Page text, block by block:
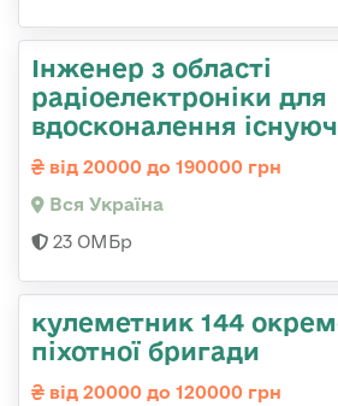
Інженер з області
радіоелектроніки для
вдосконалення
від 20000 до 190000 грн
Вся Україна
23 ОМБр
кулеметник 144
піхотної бригади
від 20000 до 120000 грн